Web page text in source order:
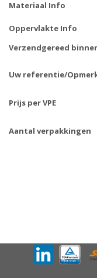
Materiaal Info
Oppervlakte Info
Verzendgereed
Uw referentie/
Prijs per VPE
Aantal verpakkingen